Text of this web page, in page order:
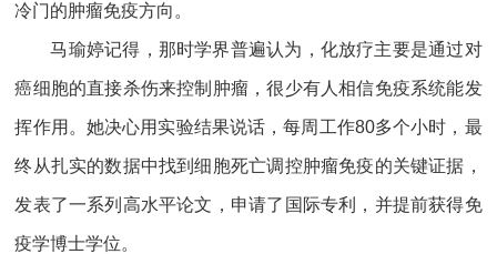
冷门的肿瘤免疫方向。
马瑜婷记得，那时学界普遍认为，化放疗主要是通过对
癌细胞的直接杀伤来控制肿瘤，很少有人相信免疫系统能发
挥作用。她决心用实验结果说话，每周工作80多个小时，最
终从扎实的数据中找到细胞死亡调控肿瘤免疫的关键证据，
发表了一系列高水平论文，申请了国际专利，并提前获得免
疫学博士学位。